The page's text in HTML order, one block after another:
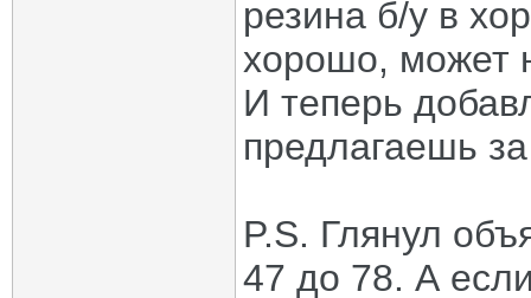
резина б/у в
хорошо, может
И теперь
предлагаешь
P.S. Глянул
47 до 78. А